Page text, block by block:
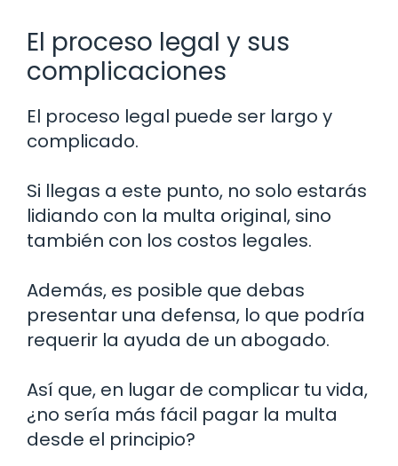
El proceso legal y sus
complicaciones
El proceso legal puede ser largo y
complicado.
Si llegas a este punto, no solo estarás
lidiando con la multa original, sino
también con los costos legales.
Además, es posible que debas
presentar una defensa, lo que podría
requerir la ayuda de un abogado.
Así que, en lugar de complicar tu vida,
¿no sería más fácil pagar la multa
desde el principio?